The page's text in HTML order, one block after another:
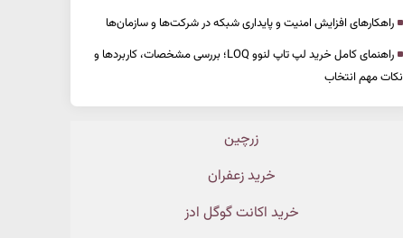
راهکارهای افزایش امنیت و پایداری شبکه در شرکت‌ها و سازمان‌ها
راهنمای کامل خرید لپ تاپ لنوو LOQ؛ بررسی مشخصات، کاربردها و
نکات مهم انتخاب
زرچین
خرید زعفران
خرید اکانت گوگل ادز